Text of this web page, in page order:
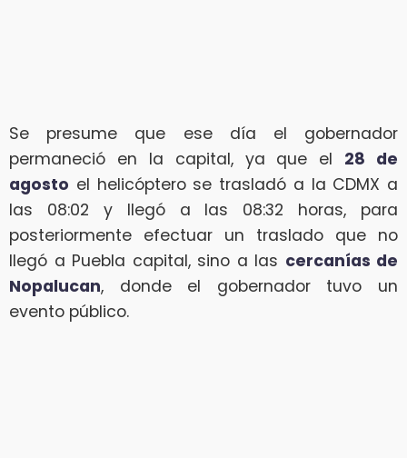
Se presume que ese día el gobernador
permaneció en la capital, ya que el 28 de
agosto el helicóptero se trasladó a la CDMX a
las 08:02 y llegó a las 08:32 horas, para
posteriormente efectuar un traslado que no
llegó a Puebla capital, sino a las cercanías de
Nopalucan, donde el gobernador tuvo un
evento público.